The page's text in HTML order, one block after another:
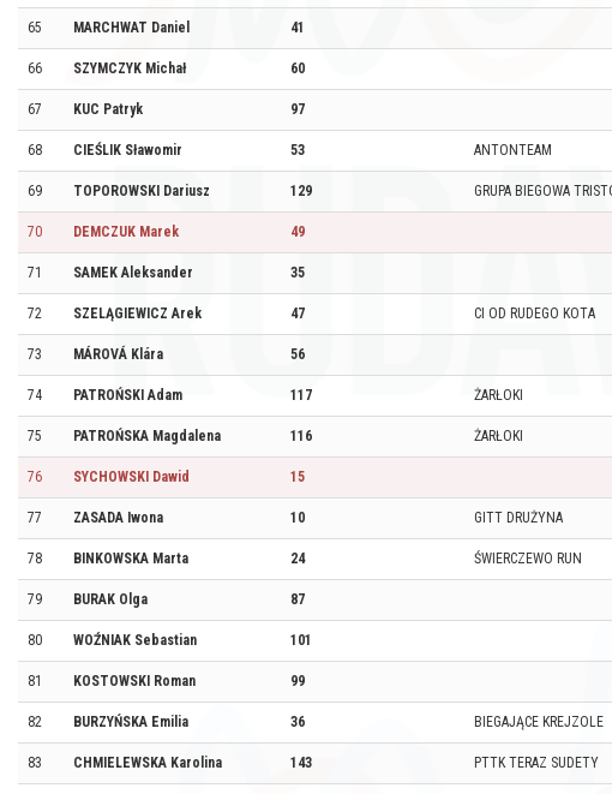
65 MARCHWAT Daniel 41
66 SZYMCZYK Michał 60
67 KUC Patryk 97
68 CIEŚLIK Sławomir 53 ANTONTEAM
69 TOPOROWSKI Dariusz 129 GRUPA BIEGOWA
70 DEMCZUK Marek 49
71 SAMEK Aleksander 35
72 SZELĄGIEWICZ Arek 47 CI OD RUDEGO KOTA
73 MÁROVÁ Klára 56
74 PATROŃSKI Adam 117 ŻARŁOKI
75 PATROŃSKA Magdalena 116 ŻARŁOKI
76 SYCHOWSKI Dawid 15
77 ZASADA Iwona 10 GITT DRUŻYNA
78 BINKOWSKA Marta 24 ŚWIERCZEWO RUN
79 BURAK Olga 87
80 WOŹNIAK Sebastian 101
81 KOSTOWSKI Roman 99
82 BURZYŃSKA Emilia 36 BIEGAJĄCE KREJZOLE
83 CHMIELEWSKA Karolina 143 PTTK TERAZ SUDETY